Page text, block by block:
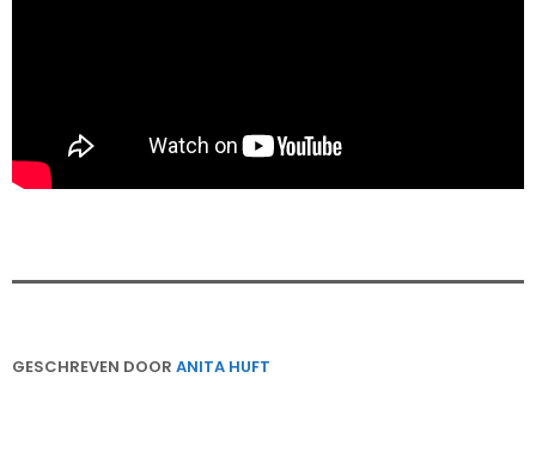
GESCHREVEN DOOR ANITA HUFT